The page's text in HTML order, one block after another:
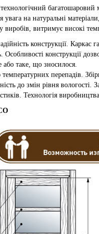
багатошаровий
увага на натуральні
виробів, витримує високі
конструкції. Каркас
Особливості конструкції
таке, що зносилося.
температурних перепадів.
до змін рівня
стиків. Технологія